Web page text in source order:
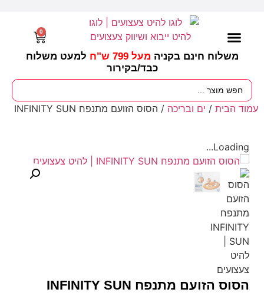
משלוח חינם בקניה מעל 799 ש"ח
למעט משלוח
כבד/בקירור
0
עמוד הבית / ים ובריכה / הסוס הזועם מתנפח INFINITY SUN
Loading...
הסוס הזועם מתנפח INFINITY SUN